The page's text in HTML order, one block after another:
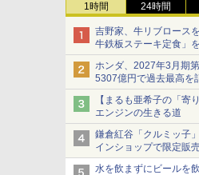
1時間 24時間
吉野家、牛リブロース
牛鉄板ステーキ定食」
ホンダ、2027年3月期
5307億円で過去最高を
【まるも亜希子の「寄
エンジンの生きる道
鎌倉紅谷「クルミッ子
インショップで限定販
水を飲まずにビールを